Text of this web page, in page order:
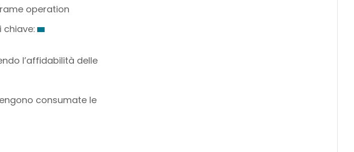
operation
chiave:
l’affidabilità delle
consumate le